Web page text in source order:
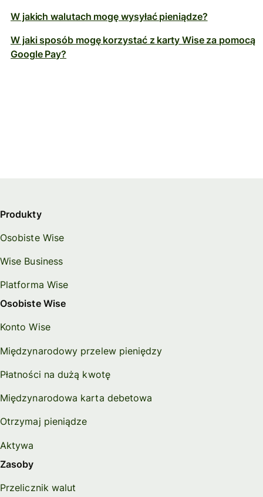
W jakich walutach mogę wysyłać pieniądze?
W jaki sposób mogę korzystać z karty Wise za pomocą
Google Pay?
Produkty
Osobiste Wise
Wise Business
Platforma Wise
Osobiste Wise
Konto Wise
Międzynarodowy przelew pieniędzy
Płatności na dużą kwotę
Międzynarodowa karta debetowa
Otrzymaj pieniądze
Aktywa
Zasoby
Przelicznik walut